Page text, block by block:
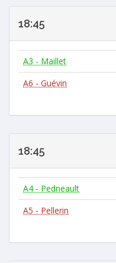
18:45
A3 - Maillet
A6 - Guévin
18:45
A4 - Pedneault
A5 - Pellerin